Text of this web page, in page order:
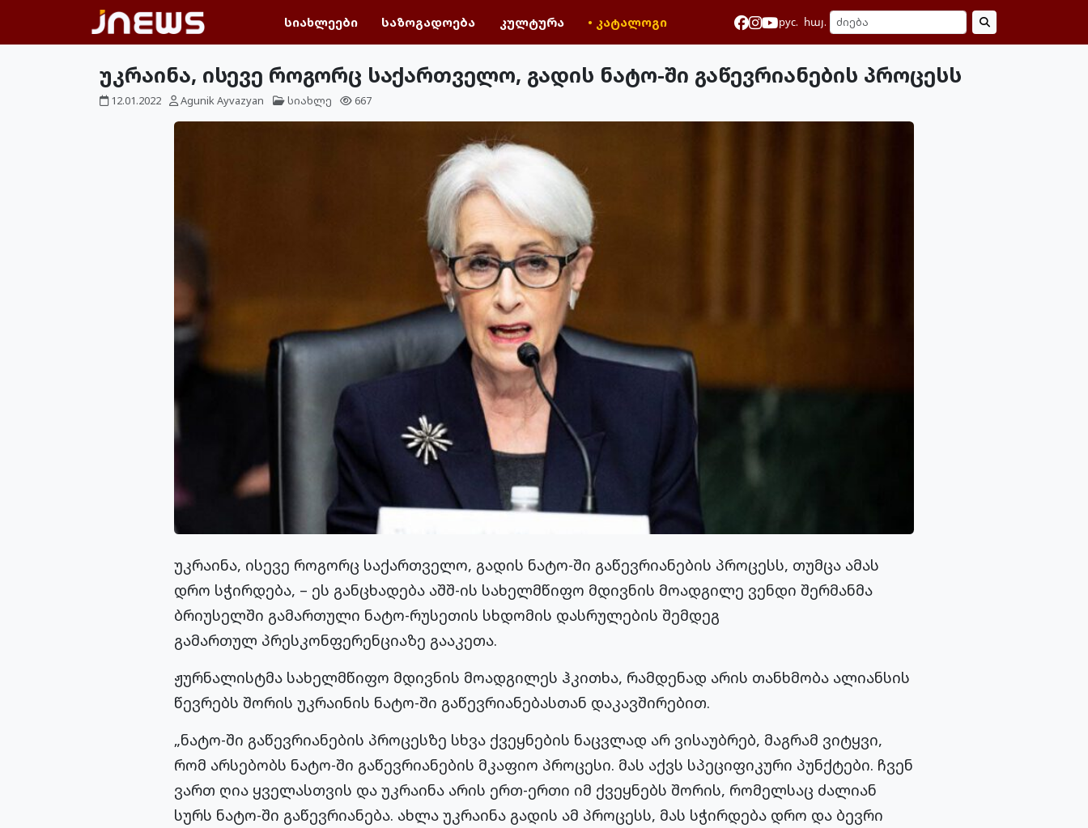
სიახლეები საზოგადოება კულტურა • კატალოგი рус. հայ.
უკრაინა, ისევე როგორც საქართველო, გადის ნატო-ში გაწევრიანების პროცესს
12.01.2022 Agunik Ayvazyan სიახლე 667
უკრაინა, ისევე როგორც საქართველო, გადის ნატო-ში გაწევრიანების პროცესს, თუმცა ამას
დრო სჭირდება, – ეს განცხადება აშშ-ის სახელმწიფო მდივნის მოადგილე ვენდი შერმანმა
ბრიუსელში გამართული ნატო-რუსეთის სხდომის დასრულების შემდეგ
გამართულ პრესკონფერენციაზე გააკეთა.
ჟურნალისტმა სახელმწიფო მდივნის მოადგილეს ჰკითხა, რამდენად არის თანხმობა ალიანსის
წევრებს შორის უკრაინის ნატო-ში გაწევრიანებასთან დაკავშირებით.
„ნატო-ში გაწევრიანების პროცესზე სხვა ქვეყნების ნაცვლად არ ვისაუბრებ, მაგრამ ვიტყვი,
რომ არსებობს ნატო-ში გაწევრიანების მკაფიო პროცესი. მას აქვს სპეციფიკური პუნქტები. ჩვენ
ვართ ღია ყველასთვის და უკრაინა არის ერთ-ერთი იმ ქვეყნებს შორის, რომელსაც ძალიან
სურს ნატო-ში გაწევრიანება. ახლა უკრაინა გადის ამ პროცესს, მას სჭირდება დრო და ბევრი